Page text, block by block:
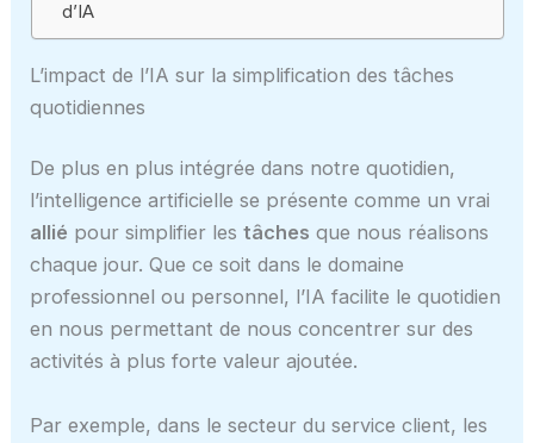
d’IA
L’impact de l’IA sur la simplification des tâches
quotidiennes
De plus en plus intégrée dans notre quotidien,
l’intelligence artificielle se présente comme un vrai
allié pour simplifier lestâches que nous réalisons
chaque jour. Que ce soit dans le domaine
professionnel ou personnel, l’IA facilite le quotidien
en nous permettant de nous concentrer sur des
activités à plus forte valeur ajoutée.
Par exemple, dans le secteur du service client, les